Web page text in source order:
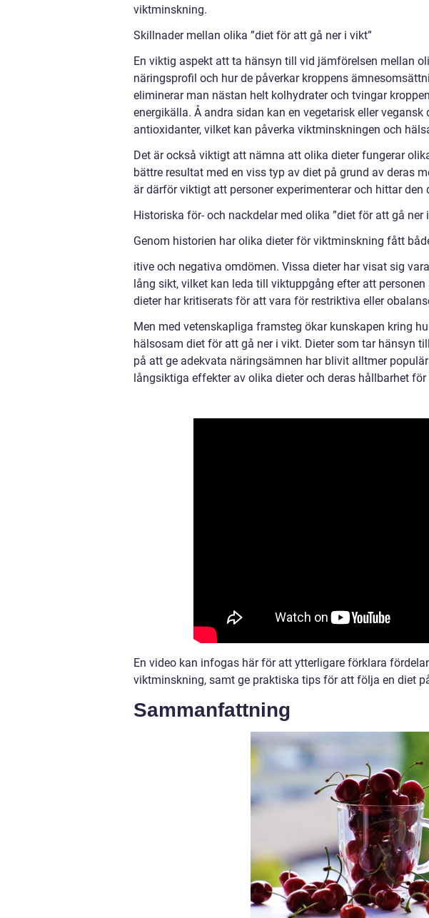
viktminskning.
Skillnader mellan olika ”diet för att gå ner i vikt”
En viktig aspekt att ta hänsyn till vid jämförelsen mellan
näringsprofil och hur de påverkar kroppens
eliminerar man nästan helt kolhydrater och tvingar
energikälla. Å andra sidan kan en vegetarisk eller
antioxidanter, vilket kan påverka viktminskningen och
Det är också viktigt att nämna att olika dieter fungerar
bättre resultat med en viss typ av diet på grund av deras
är därför viktigt att personer experimenterar och hittar
Historiska för- och nackdelar med olika ”diet för att gå ner
Genom historien har olika dieter för viktminskning fått
itive och negativa omdömen. Vissa dieter har visat sig
lång sikt, vilket kan leda till viktuppgång efter att
dieter har kritiserats för att vara för restriktiva eller
Men med vetenskapliga framsteg ökar kunskapen kring
hälsosam diet för att gå ner i vikt. Dieter som tar hänsyn
på att ge adekvata näringsämnen har blivit alltmer
långsiktiga effekter av olika dieter och deras hållbarhet
En video kan infogas här för att ytterligare förklara
viktminskning, samt ge praktiska tips för att följa en diet
Sammanfattning